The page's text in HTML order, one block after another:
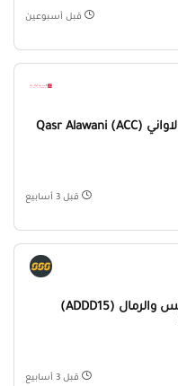
قبل أسبوعين
كود خصم قصر الاواني (ACC) Qasr Alawani
قبل 3 أسابيع
كود خصم الشمس والرمال (ADDD15)
قبل 3 أسابيع